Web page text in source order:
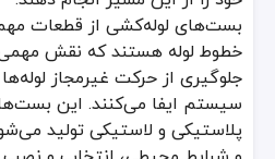
تنوع کاربرد: از بست لوله ساده تا
حفظ زیبایی ظاهری: در صورت
معایب بست
امکان زنگ‌زدگی در برخی مدل‌ها:
نیاز به نگهداری دوره‌ای: برخی از
بست‌های لوله‌کشی از قطعات
خطوط لوله هستند که نقش
جلوگیری از حرکت غیرمجاز
سیستم ایفا می‌کنند. این بست‌ها
پلاستیکی و لاستیکی تولید